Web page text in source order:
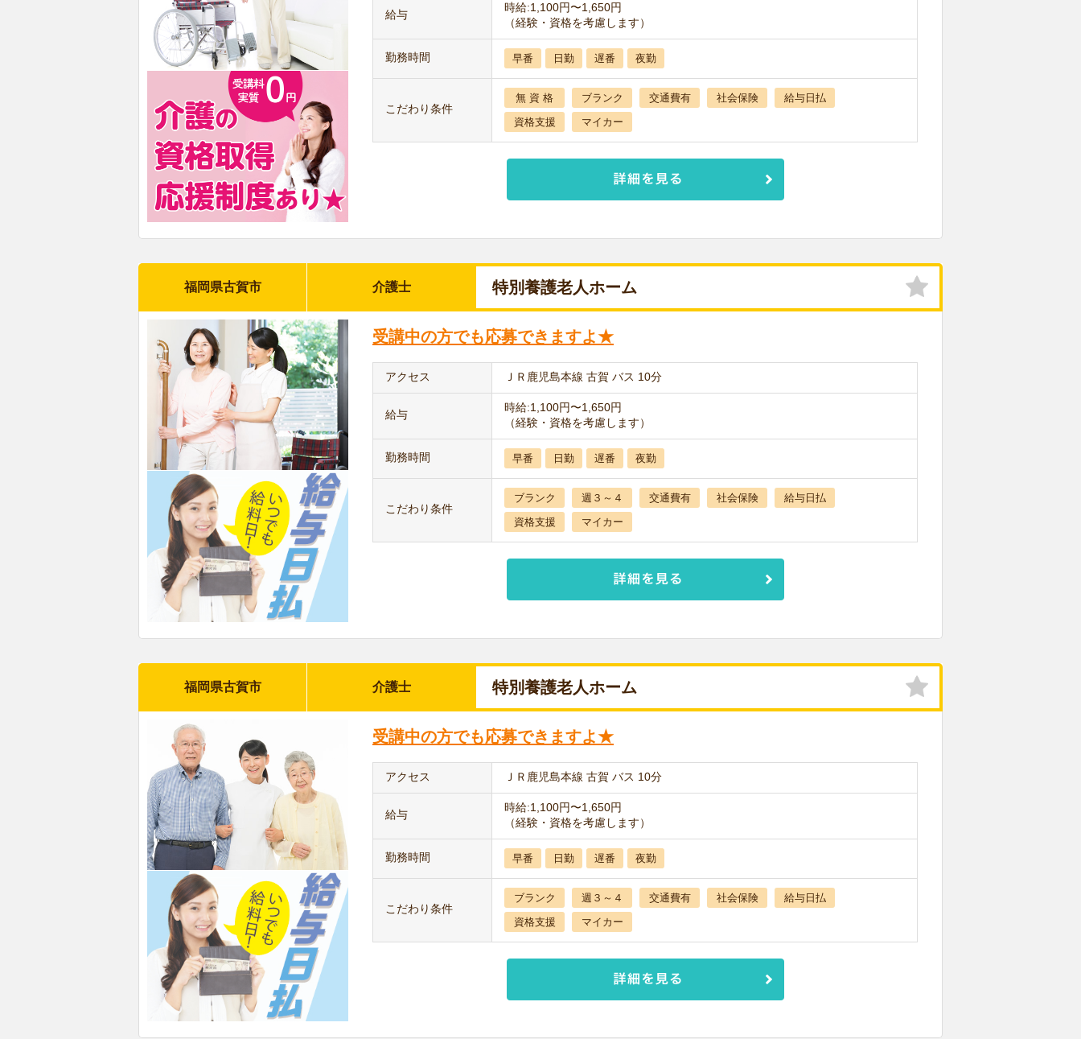
給与
時給:1,100円〜1,650円
（経験・資格を考慮します）
勤務時間 早番 日勤 遅番 夜勤
こだわり条件
無 資 格 ブランク 交通費有 社会保険
給与日払
資格支援
マイカー
福岡県古賀市 介護士 特別養護老人ホーム
受講中の方でも応募できますよ★
アクセス ＪＲ鹿児島本線 古賀 バス 10分
給与
時給:1,100円〜1,650円
（経験・資格を考慮します）
勤務時間 早番 日勤 遅番 夜勤
こだわり条件
ブランク 週３～４ 交通費有 社会保険
給与日払
資格支援
マイカー
福岡県古賀市 介護士 特別養護老人ホーム
受講中の方でも応募できますよ★
アクセス ＪＲ鹿児島本線 古賀 バス 10分
給与
時給:1,100円〜1,650円
（経験・資格を考慮します）
勤務時間 早番 日勤 遅番 夜勤
こだわり条件
ブランク 週３～４ 交通費有 社会保険
給与日払
資格支援
マイカー